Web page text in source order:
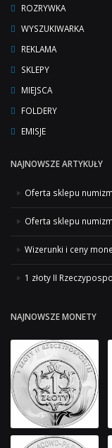
ROZRYWKA
WYSZUKIWARKA
REKLAMA
SKLEPY
MIEJSCA
FOLDERY
EMISJE
NAJNOWSZE ARTYKUŁY
Oferta sklepu
Oferta sklepu
Wizerunki i ceny
1 złoty II
NAJNOWSZE MONETY